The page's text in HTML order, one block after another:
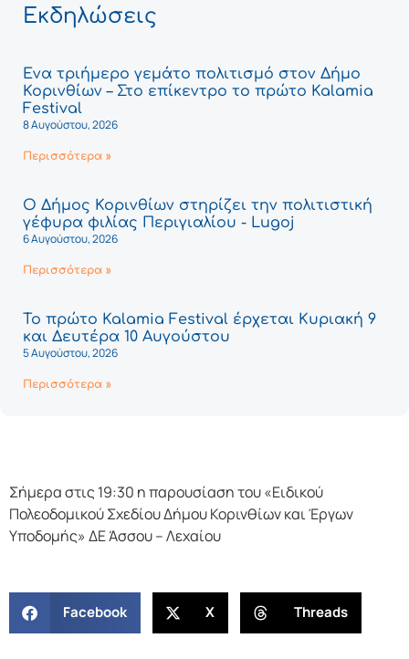
Εκδηλώσεις
Ένα τριήμερο γεμάτο πολιτισμό στον Δήμο
Κορινθίων – Στο επίκεντρο το πρώτο Kalamia
Festival
8 Αυγούστου, 2026
Περισσότερα »
Ο Δήμος Κορινθίων στηρίζει την πολιτιστική
γέφυρα φιλίας Περιγιαλίου - Lugoj
6 Αυγούστου, 2026
Περισσότερα »
Το πρώτο Kalamia Festival έρχεται Κυριακή 9
και Δευτέρα 10 Αυγούστου
5 Αυγούστου, 2026
Περισσότερα »
Σήμερα στις 19:30 η παρουσίαση του «Ειδικού
Πολεοδομικού Σχεδίου Δήμου Κορινθίων και Έργων
Υποδομής» ΔΕ Άσσου – Λεχαίου
Facebook X Threads